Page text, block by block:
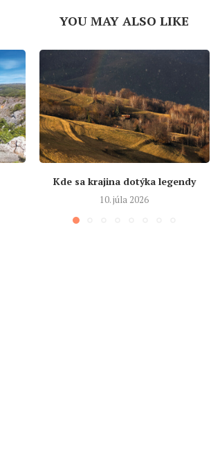
YOU MAY ALSO LIKE
Kde sa krajina dotýka legendy
10. júla 2026